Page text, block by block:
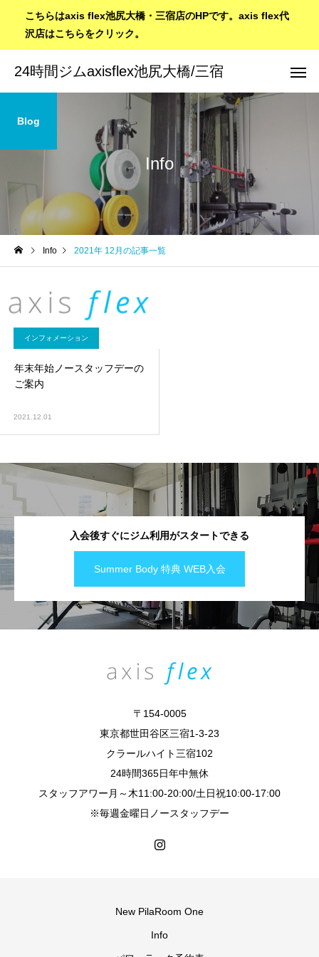
こちらはaxis flex池尻大橋・三宿店のHPです。axis flex代
沢店はこちらをクリック。
24時間ジムaxisflex池尻大橋/三宿
Info
Blog
Info 2021年 12月の記事一覧
インフォメーション
年末年始ノースタッフデーの
ご案内
2021.12.01
入会後すぐにジム利用がスタートできる
Summer Body 特典 WEB入会
〒154-0005
東京都世田谷区三宿1-3-23​
​クラールハイト三宿102
24時間365日年中無休
スタッフアワー月～木11:00-20:00/土日祝10:00-17:00
※毎週金曜日ノースタッフデー
New PilaRoom One
Info